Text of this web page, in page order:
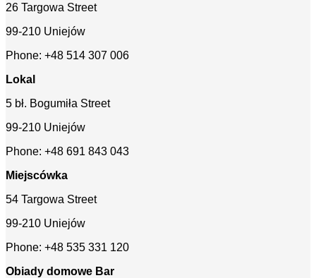
26 Targowa Street
99-210 Uniejów
Phone: +48 514 307 006
Lokal
5 bł. Bogumiła Street
99-210 Uniejów
Phone: +48 691 843 043
Miejscówka
54 Targowa Street
99-210 Uniejów
Phone: +48 535 331 120
Obiady domowe Bar